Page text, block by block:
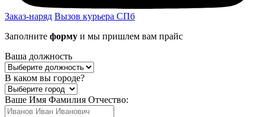
Заказ-наряд Вызов курьера СПб
Заполните форму и мы пришлем вам прайс
Ваша должность
В каком вы городе?
Ваше Имя Фамилия Отчество: